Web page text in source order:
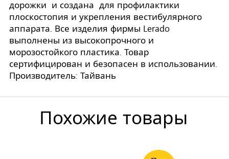
дорожки и создана для профилактики
плоскостопия и укрепления вестибулярного
аппарата. Все изделия фирмы Lerado
выполнены из высокопрочного и
морозостойкого пластика. Товар
сертифицирован и безопасен в использовании.
Производитель: Тайвань
Похожие товары